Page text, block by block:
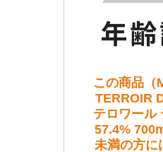
この商品（
TERROIR
テロワール
57.4%
未満の方に